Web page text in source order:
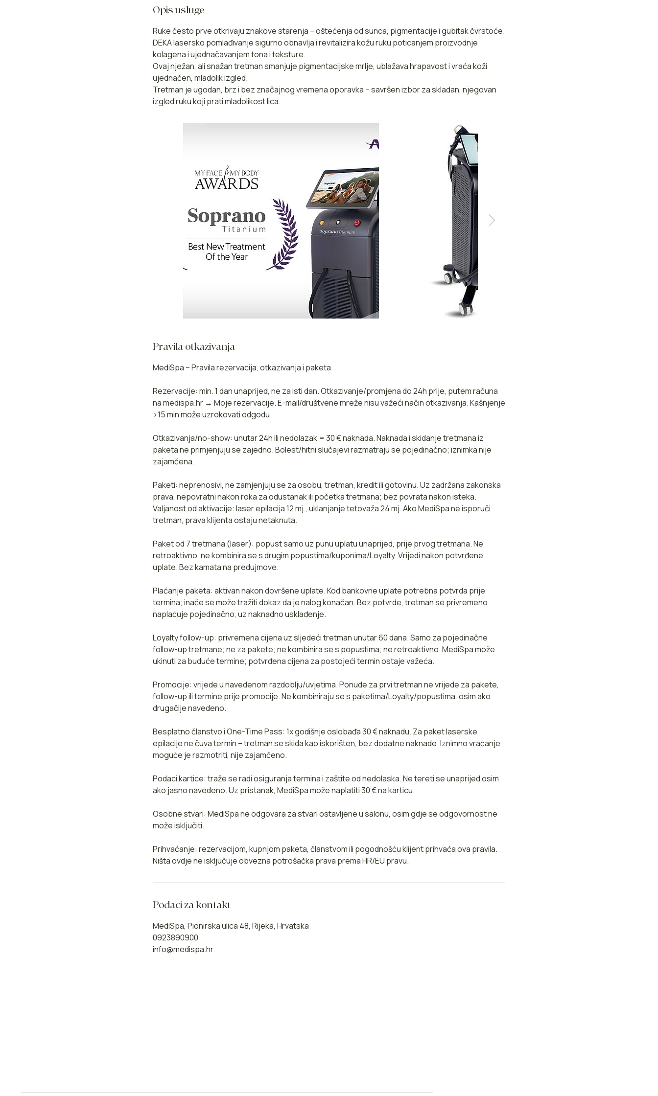
Opis usluge
Ruke često prve otkrivaju znakove starenja – oštećenja od sunca, pigmentacije i gubitak čvrstoće.
DEKA lasersko pomlađivanje sigurno obnavlja i revitalizira kožu ruku poticanjem proizvodnje
kolagena i ujednačavanjem tona i teksture.
Ovaj nježan, ali snažan tretman smanjuje pigmentacijske mrlje, ublažava hrapavost i vraća koži
ujednačen, mladolik izgled.
Tretman je ugodan, brz i bez značajnog vremena oporavka – savršen izbor za skladan, njegovan
izgled ruku koji prati mladolikost lica.
Pravila otkazivanja
MediSpa – Pravila rezervacija, otkazivanja i paketa
Rezervacije: min. 1 dan unaprijed, ne za isti dan. Otkazivanje/promjena do 24h prije, putem računa
na medispa.hr → Moje rezervacije. E-mail/društvene mreže nisu važeći način otkazivanja. Kašnjenje
>15 min može uzrokovati odgodu.
Otkazivanja/no-show: unutar 24h ili nedolazak = 30 € naknada. Naknada i skidanje tretmana iz
paketa ne primjenjuju se zajedno. Bolest/hitni slučajevi razmatraju se pojedinačno; iznimka nije
zajamčena.
Paketi: neprenosivi, ne zamjenjuju se za osobu, tretman, kredit ili gotovinu. Uz zadržana zakonska
prava, nepovratni nakon roka za odustanak ili početka tretmana; bez povrata nakon isteka.
Valjanost od aktivacije: laser epilacija 12 mj., uklanjanje tetovaža 24 mj. Ako MediSpa ne isporuči
tretman, prava klijenta ostaju netaknuta.
Paket od 7 tretmana (laser): popust samo uz punu uplatu unaprijed, prije prvog tretmana. Ne
retroaktivno, ne kombinira se s drugim popustima/kuponima/Loyalty. Vrijedi nakon potvrđene
uplate. Bez kamata na predujmove.
Plaćanje paketa: aktivan nakon dovršene uplate. Kod bankovne uplate potrebna potvrda prije
termina; inače se može tražiti dokaz da je nalog konačan. Bez potvrde, tretman se privremeno
naplaćuje pojedinačno, uz naknadno usklađenje.
Loyalty follow-up: privremena cijena uz sljedeći tretman unutar 60 dana. Samo za pojedinačne
follow-up tretmane; ne za pakete; ne kombinira se s popustima; ne retroaktivno. MediSpa može
ukinuti za buduće termine; potvrđena cijena za postojeći termin ostaje važeća.
Promocije: vrijede u navedenom razdoblju/uvjetima. Ponude za prvi tretman ne vrijede za pakete,
follow-up ili termine prije promocije. Ne kombiniraju se s paketima/Loyalty/popustima, osim ako
drugačije navedeno.
Besplatno članstvo i One-Time Pass: 1x godišnje oslobađa 30 € naknadu. Za paket laserske
epilacije ne čuva termin – tretman se skida kao iskorišten, bez dodatne naknade. Iznimno vraćanje
moguće je razmotriti, nije zajamčeno.
Podaci kartice: traže se radi osiguranja termina i zaštite od nedolaska. Ne tereti se unaprijed osim
ako jasno navedeno. Uz pristanak, MediSpa može naplatiti 30 € na karticu.
Osobne stvari: MediSpa ne odgovara za stvari ostavljene u salonu, osim gdje se odgovornost ne
može isključiti.
Prihvaćanje: rezervacijom, kupnjom paketa, članstvom ili pogodnošću klijent prihvaća ova pravila.
Ništa ovdje ne isključuje obvezna potrošačka prava prema HR/EU pravu.
Podaci za kontakt
MediSpa, Pionirska ulica 48, Rijeka, Hrvatska
0923890900
info@medispa.hr